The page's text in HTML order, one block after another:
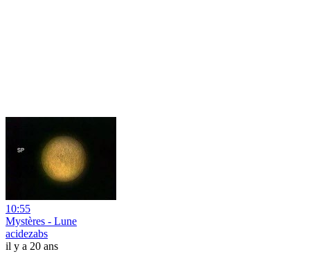
10:55
Mystères - Lune
acidezabs
il y a 20 ans